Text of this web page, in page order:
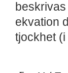
ekvation
tjockhet
Z